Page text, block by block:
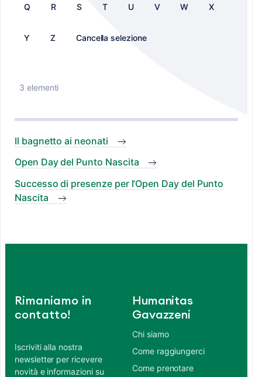
Q R S T U V W X
Y Z Cancella selezione
3 elementi
Il bagnetto ai neonati
Open Day del Punto Nascita
Successo di presenze per l’Open Day del Punto
Nascita
Rimaniamo in
contatto!
Iscriviti alla nostra
newsletter per ricevere
novità e informazioni su
Humanitas
Gavazzeni
Chi siamo
Come raggiungerci
Come prenotare